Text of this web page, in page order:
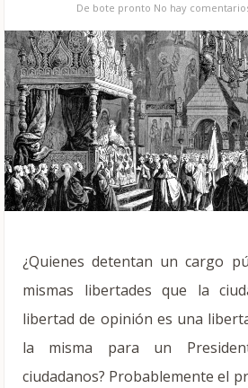
De bote pronto No hay
¿Quienes detentan un cargo
mismas libertades que la
libertad de opinión es una
la misma para un
ciudadanos? Probablemente el